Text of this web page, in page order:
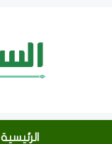
الرئيسية